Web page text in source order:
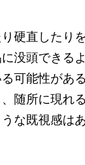
硬直したり
没頭できる
可能性があ
随所に現れ
な既視感は